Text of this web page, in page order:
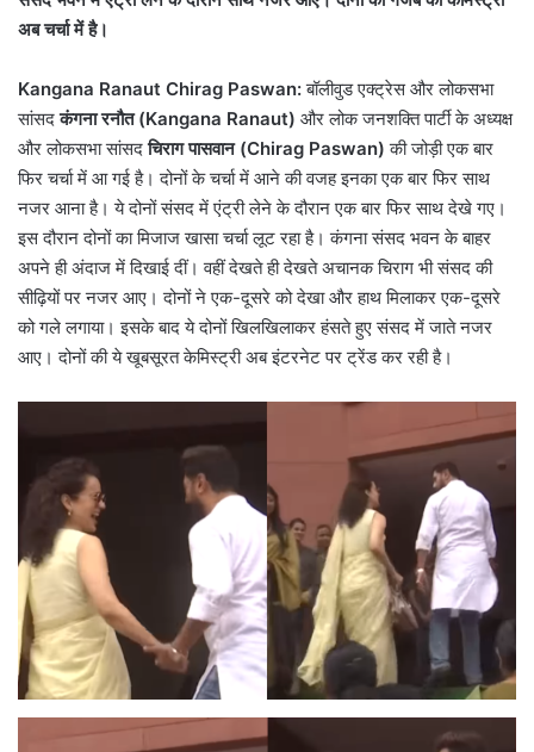
अब चर्चा में है।
Kangana Ranaut Chirag Paswan:बॉलीवुड एक्ट्रेस और लोकसभा
सांसदकंगना रनौत (Kangana Ranaut) और लोक जनशक्ति पार्टी के अध्यक्ष
और लोकसभा सांसदचिराग पासवान (Chirag Paswan) की जोड़ी एक बार
फिर चर्चा में आ गई है। दोनों के चर्चा में आने की वजह इनका एक बार फिर साथ
नजर आना है। ये दोनों संसद में एंट्री लेने के दौरान एक बार फिर साथ देखे गए।
इस दौरान दोनों का मिजाज खासा चर्चा लूट रहा है। कंगना संसद भवन के बाहर
अपने ही अंदाज में दिखाई दीं। वहीं देखते ही देखते अचानक चिराग भी संसद की
सीढ़ियों पर नजर आए। दोनों ने एक-दूसरे को देखा और हाथ मिलाकर एक-दूसरे
को गले लगाया। इसके बाद ये दोनों खिलखिलाकर हंसते हुए संसद में जाते नजर
आए। दोनों की ये खूबसूरत केमिस्ट्री अब इंटरनेट पर ट्रेंड कर रही है।